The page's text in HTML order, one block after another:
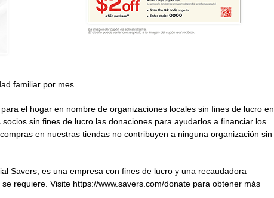
familiar por mes.
el hogar en nombre de organizaciones locales sin fines de lucro en
sin fines de lucro las donaciones para ayudarlos a financiar los
en nuestras tiendas no contribuyen a ninguna organización sin
Savers, es una empresa con fines de lucro y una recaudadora
requiere. Visite https://www.savers.com/donate para obtener más